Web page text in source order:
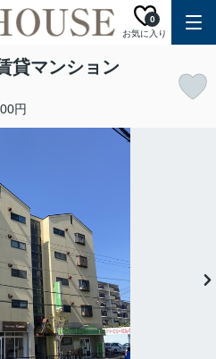
お気に入り
0
貸マンション
円